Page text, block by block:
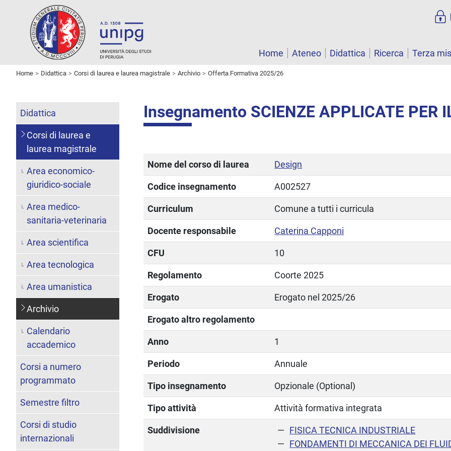
Home
Ateneo Didattica Ricerca Terza
Home Didattica Corsi di laurea e laurea magistrale Archivio Offerta Formativa 2025/26
Insegnamento SCIENZE APPLICATE PER
Nome del corso di laurea Design
Codice insegnamento A002527
Curriculum Comune a tutti i curricula
Docente responsabile Caterina Capponi
CFU 10
Regolamento Coorte 2025
Erogato Erogato nel 2025/26
Erogato altro regolamento
Anno 1
Periodo Annuale
Tipo insegnamento Opzionale (Optional)
Tipo attività Attività formativa integrata
Suddivisione
FISICA TECNICA INDUSTRIALE
FONDAMENTI DI MECCANICA DEI
Didattica
Corsi di laurea e
laurea magistrale
Area economico-
giuridico-sociale
Area medico-
sanitaria-veterinaria
Area scientifica
Area tecnologica
Area umanistica
Archivio
Calendario
accademico
Corsi a numero
programmato
Semestre filtro
Corsi di studio
internazionali